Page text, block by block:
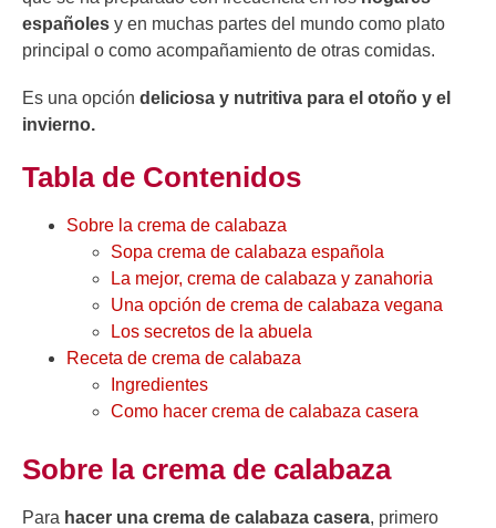
españoles y en muchas partes del mundo como plato
principal o como acompañamiento de otras comidas.
Es una opción deliciosa y nutritiva para el otoño y el
invierno.
Tabla de Contenidos
Sobre la crema de calabaza
Sopa crema de calabaza española
La mejor, crema de calabaza y zanahoria
Una opción de crema de calabaza vegana
Los secretos de la abuela
Receta de crema de calabaza
Ingredientes
Como hacer crema de calabaza casera
Sobre la crema de calabaza
Para hacer una crema de calabaza casera, primero